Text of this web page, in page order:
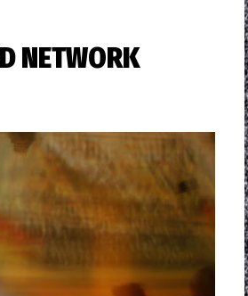
NETWORK